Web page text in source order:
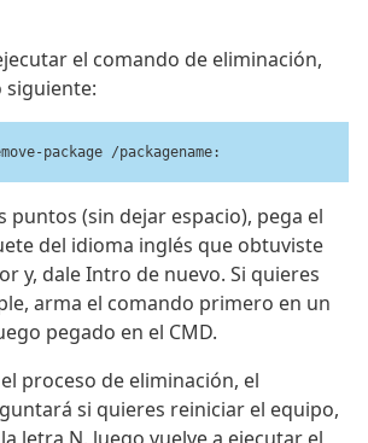
el comando de eliminación,
siguiente:
package /packagename:
puntos (sin dejar espacio), pega el
del idioma inglés que obtuviste
y, dale Intro de nuevo. Si quieres
arma el comando primero en un
pegado en el CMD.
proceso de eliminación, el
si quieres reiniciar el equipo,